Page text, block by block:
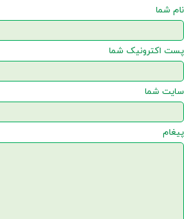
نام شما
پست اکترونیک شما
سایت شما
پیغام